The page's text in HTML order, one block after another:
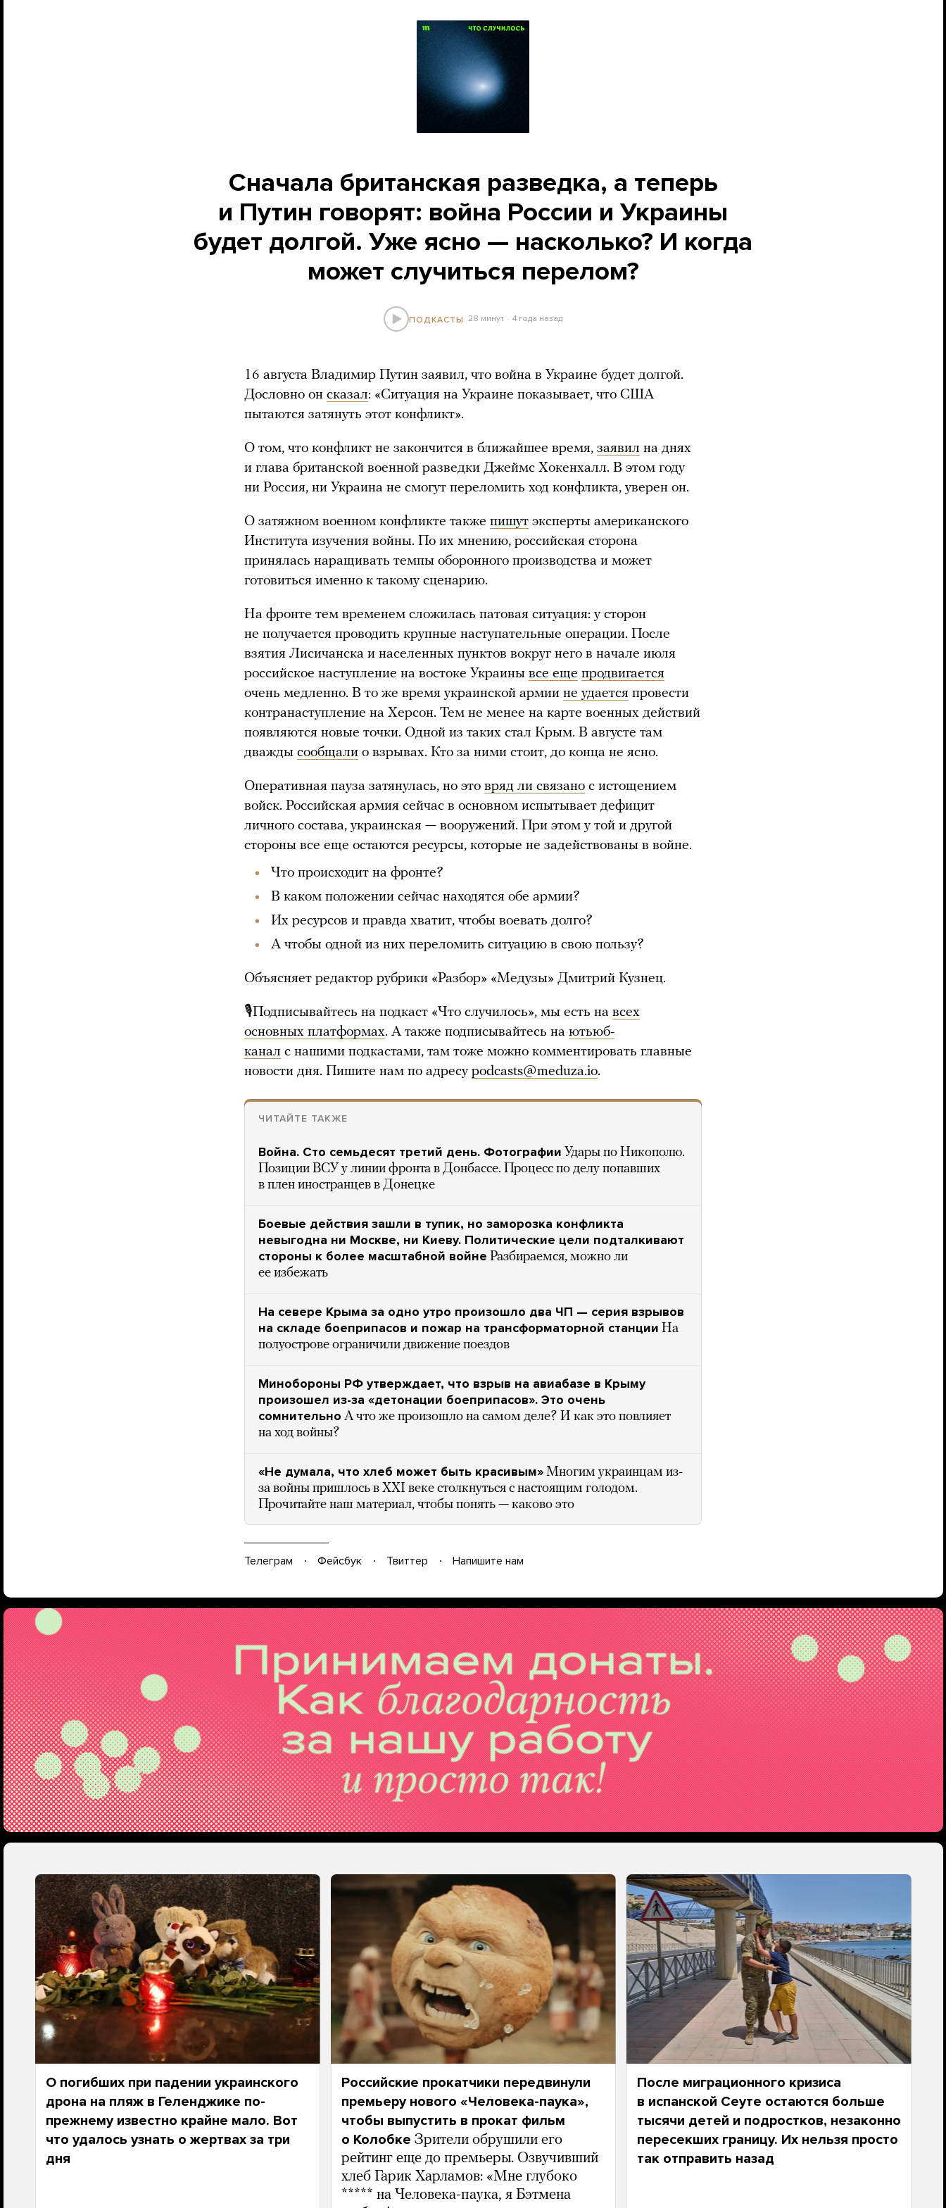
Сначала британская разведка, а теперь
и Путин говорят: война России и Украины
будет долгой. Уже ясно — насколько? И когда
может случиться перелом?
ПОДКАСТЫ 28 минут 4 года назад
16 августа Владимир Путин заявил, что война в Украине будет долгой.
Дословно он сказал: «Ситуация на Украине показывает, что США
пытаются затянуть этот конфликт».
О том, что конфликт не закончится в ближайшее время, заявил на днях
и глава британской военной разведки Джеймс Хокенхалл. В этом году
ни Россия, ни Украина не смогут переломить ход конфликта, уверен он.
О затяжном военном конфликте также пишут эксперты американского
Института изучения войны. По их мнению, российская сторона
принялась наращивать темпы оборонного производства и может
готовиться именно к такому сценарию.
На фронте тем временем сложилась патовая ситуация: у сторон
не получается проводить крупные наступательные операции. После
взятия Лисичанска и населенных пунктов вокруг него в начале июля
российское наступление на востоке Украины все еще продвигается
очень медленно. В то же время украинской армии не удается провести
контранаступление на Херсон. Тем не менее на карте военных действий
появляются новые точки. Одной из таких стал Крым. В августе там
дважды сообщали о взрывах. Кто за ними стоит, до конца не ясно.
Оперативная пауза затянулась, но это вряд ли связано с истощением
войск. Российская армия сейчас в основном испытывает дефицит
личного состава, украинская — вооружений. При этом у той и другой
стороны все еще остаются ресурсы, которые не задействованы в войне.
Что происходит на фронте?
В каком положении сейчас находятся обе армии?
Их ресурсов и правда хватит, чтобы воевать долго?
А чтобы одной из них переломить ситуацию в свою пользу?
Объясняет редактор рубрики «Разбор» «Медузы» Дмитрий Кузнец.
🎙Подписывайтесь на подкаст «Что случилось», мы есть на всех
основных платформах. А также подписывайтесь на ютьюб-
канал с нашими подкастами, там тоже можно комментировать главные
новости дня. Пишите нам по адресу podcasts@meduza.io.
ЧИТАЙТЕ ТАКЖЕ
Война. Сто семьдесят третий день. Фотографии Удары по Никополю.
Позиции ВСУ у линии фронта в Донбассе. Процесс по делу попавших
в плен иностранцев в Донецке
Боевые действия зашли в тупик, но заморозка конфликта
невыгодна ни Москве, ни Киеву. Политические цели подталкивают
стороны к более масштабной войне Разбираемся, можно ли
ее избежать
На севере Крыма за одно утро произошло два ЧП — серия взрывов
на складе боеприпасов и пожар на трансформаторной станции На
полуострове ограничили движение поездов
Минобороны РФ утверждает, что взрыв на авиабазе в Крыму
произошел из-за «детонации боеприпасов». Это очень
сомнительно А что же произошло на самом деле? И как это повлияет
на ход войны?
«Не думала, что хлеб может быть красивым» Многим украинцам из-
за войны пришлось в XXI веке столкнуться с настоящим голодом.
Прочитайте наш материал, чтобы понять — каково это
Телеграм Фейсбук Твиттер Напишите нам
О погибших при падении украинского
дрона на пляж в Геленджике по-
прежнему известно крайне мало. Вот
что удалось узнать о жертвах за три
дня
Российские прокатчики передвинули
премьеру нового «Человека-паука»,
чтобы выпустить в прокат фильм
о Колобке Зрители обрушили его
рейтинг еще до премьеры. Озвучивший
хлеб Гарик Харламов: «Мне глубоко
***** на Человека-паука, я Бэтмена
После миграционного кризиса
в испанской Сеуте остаются больше
тысячи детей и подростков, незаконно
пересекших границу. Их нельзя просто
так отправить назад